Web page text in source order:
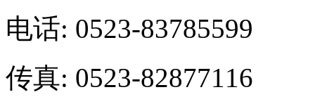
电话: 0523-83785599
传真: 0523-82877116